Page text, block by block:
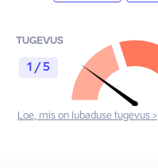
TUGEVUS
1 / 5
Loe, mis on lubaduse tugevus >